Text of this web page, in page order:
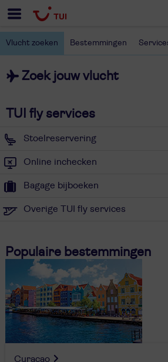
Vlucht zoeken Bestemmingen
Zoek jouw vlucht
TUI fly services
Stoelreservering
Online inchecken
Bagage bijboeken
Overige TUI fly services
Populaire bestemmingen
Curaçao